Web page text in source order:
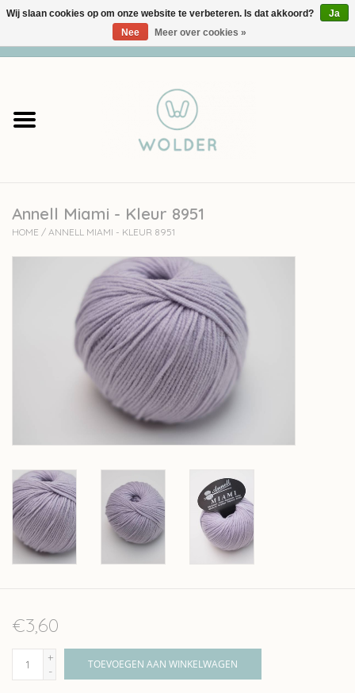
Garens
Accessoires
workshops
Annell Miami - Kleur 8951
HOME / ANNELL MIAMI - KLEUR 8951
€3,60
+
-
TOEVOEGEN AAN WINKELWAGEN
Wij slaan cookies op om onze website te verbeteren. Is dat akkoord?
Ja
Nee
Meer over cookies »